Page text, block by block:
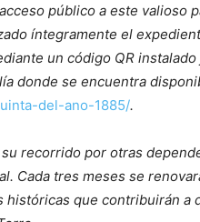
público a este valioso
íntegramente el
un código QR
donde se encuentra
del-ano-1885/.
su recorrido por otras
Cada tres meses se
históricas que contribuirán a